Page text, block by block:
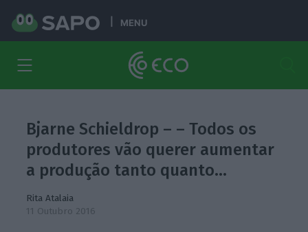
MENU
Bjarne Schieldrop – – Todos os
produtores vão querer aumentar
a produção tanto quanto…
Rita Atalaia
11 Outubro 2016